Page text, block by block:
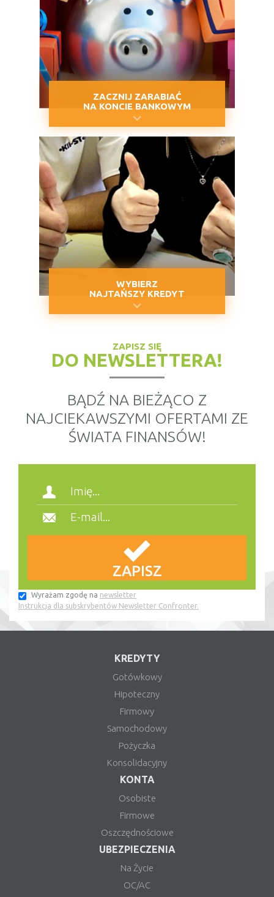
ZACZNIJ ZARABIAĆ
NA KONCIE BANKOWYM
WYBIERZ
NAJTAŃSZY KREDYT
ZAPISZ SIĘ
DO NEWSLETTERA!
BĄDŹ NA BIEŻĄCO Z
NAJCIEKAWSZYMI OFERTAMI ZE
ŚWIATA FINANSÓW!
Wyrażam zgodę na newsletter
Instrukcja dla subskrybentów Newsletter Confronter.
KREDYTY
Gotówkowy
Hipoteczny
Firmowy
Samochodowy
Pożyczka
Konsolidacyjny
KONTA
Osobiste
Firmowe
Oszczędnościowe
UBEZPIECZENIA
Na Życie
OC/AC